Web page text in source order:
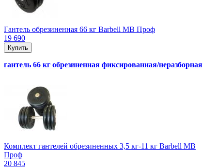
Гантель обрезиненная 66 кг Barbell MB Проф
19 690
Купить
гантель 66 кг обрезиненная фиксированная/неразборная
Комплект гантелей обрезиненных 3,5 кг-11 кг Barbell MB
Проф
20 845